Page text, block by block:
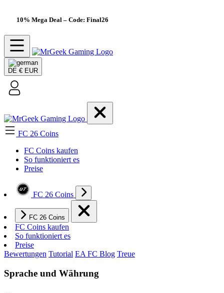
10% Mega Deal – Code: Final26
DE € EUR
FC 26 Coins
FC Coins kaufen
So funktioniert es
Preise
FC 26 Coins
FC 26 Coins
FC Coins kaufen
So funktioniert es
Preise
Bewertungen Tutorial EA FC Blog Treue
Sprache und Währung